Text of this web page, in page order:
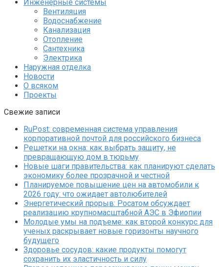
Инженерные системы
Вентиляция
Водоснабжение
Канализация
Отопление
Сантехника
Электрика
Наружная отделка
Новости
О всяком
Проекты
Свежие записи
RuPost: современная система управления
корпоративной почтой для российского бизнеса
Решетки на окна: как выбрать защиту, не
превращающую дом в тюрьму
Новые шаги правительства: как планируют сделать
экономику более прозрачной и честной
Планируемое повышение цен на автомобили к
2026 году: что ожидает автолюбителей
Энергетический прорыв: Росатом обсуждает
реализацию крупномасштабной АЭС в Эфиопии
Молодые умы на подъеме: как второй конкурс для
ученых раскрывает новые горизонты научного
будущего
Здоровье сосудов: какие продукты помогут
сохранить их эластичность и силу